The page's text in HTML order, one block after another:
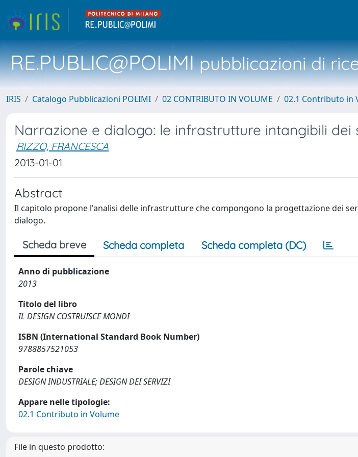
RE.PUBLIC@POLIMIpubblicazioni di
IRIS Catalogo Pubblicazioni POLIMI 02 CONTRIBUTO IN VOLUME 02.1 Contributo in
Narrazione e dialogo: le infrastrutture intangibili dei
RIZZO, FRANCESCA
2013-01-01
Abstract
Il capitolo propone l'analisi delle infrastrutture che compongono la progettazione dei
dialogo.
Scheda breve Scheda completa Scheda completa (DC)
Anno di pubblicazione
2013
Titolo del libro
IL DESIGN COSTRUISCE MONDI
ISBN (International Standard Book Number)
9788857521053
Parole chiave
DESIGN INDUSTRIALE; DESIGN DEI SERVIZI
Appare nelle tipologie:
02.1 Contributo in Volume
File in questo prodotto: